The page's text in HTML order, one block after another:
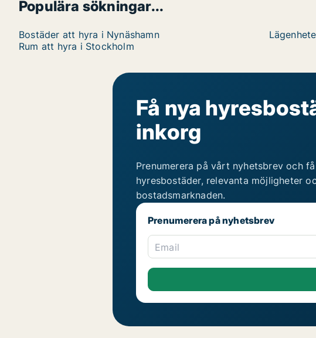
Populära sökningar...
Bostäder att hyra i Nynäshamn
Rum att hyra i Stockholm
Få nya
inkorg
Prenumerera på vårt nyhetsbrev och
hyresbostäder, relevanta möjligheter
bostadsmarknaden.
Prenumerera på nyhetsbrev
Email